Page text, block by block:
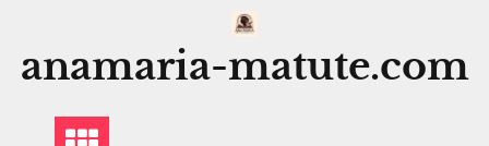
contenido
anamaria-matute.com